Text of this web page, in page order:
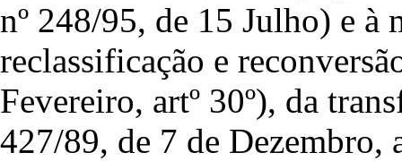
nº 248/95, de 15 Julho) e à
reclassificação e
Fevereiro, artº 30º), da
427/89, de 7 de Dezembro,